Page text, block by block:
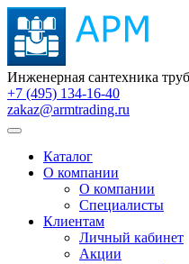
Инженерная сантехника
+7 (495) 134-16-40
zakaz@armtrading.ru
Каталог
О компании
О компании
Специалисты
Клиентам
Личный кабинет
Акции